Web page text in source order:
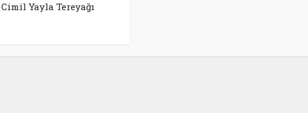
Cimil Yayla Tereyağı